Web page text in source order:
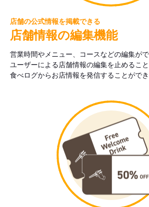
店舗の公式情報を掲載できる
店舗情報の編集機能
営業時間やメニュー、コースなどの編集がで
ユーザーによる店舗情報の編集を止めるこ
食べログからお店情報を発信することができ